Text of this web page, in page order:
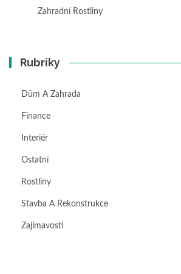
Zahradní Rostliny
Rubriky
Dům A Zahrada
Finance
Interiér
Ostatní
Rostliny
Stavba A Rekonstrukce
Zajímavosti